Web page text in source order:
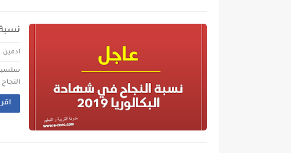
نسبة
ادمين
النجاح